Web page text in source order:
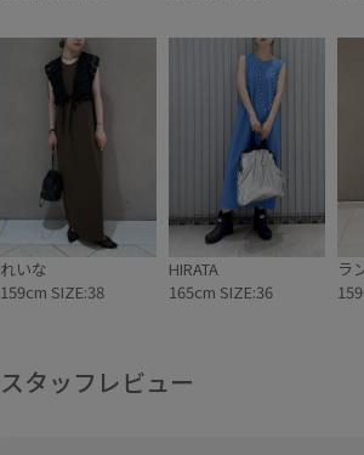
れいな
159cm SIZE:38
HIRATA
165cm SIZE:36
ラ
スタッフレビュー